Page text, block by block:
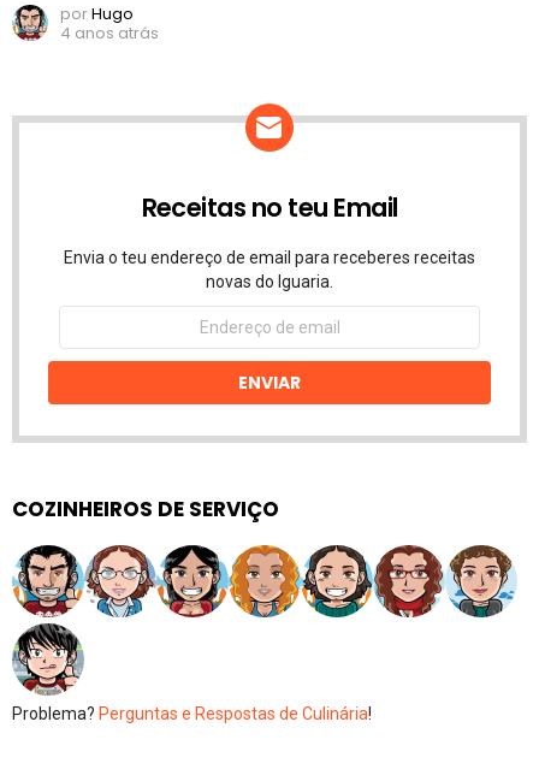
porHugo
4 anos atrás
Receitas no teu Email
Envia o teu endereço de email para receberes receitas
novas do Iguaria.
Endereço
email
ENVIAR
COZINHEIROS DE SERVIÇO
Problema? Perguntas e Respostas de Culinária!